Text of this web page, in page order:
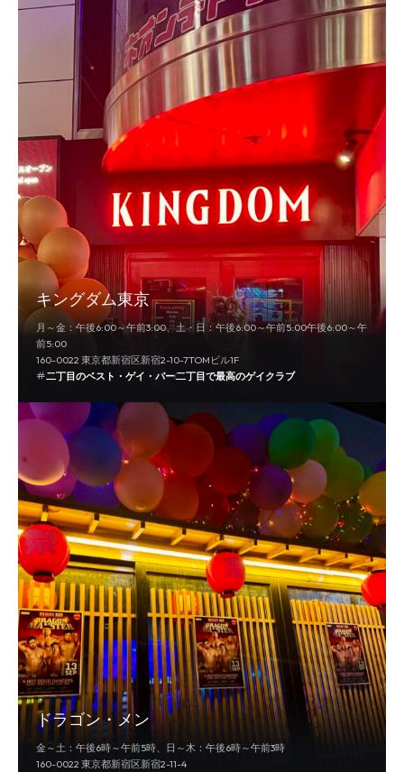
キングダム東京
月～金：午後6:00～午前3:00、土・日：午後6:00～午前5:00午後6:00～午
前5:00
160-0022 東京都新宿区新宿2-10-7TOMビル1F
二丁目のベスト・ゲイ・バー二丁目で最高のゲイクラブ
ドラゴン・メン
金～土：午後6時～午前5時、日～木：午後6時～午前3時
160-0022 東京都新宿区新宿2-11-4